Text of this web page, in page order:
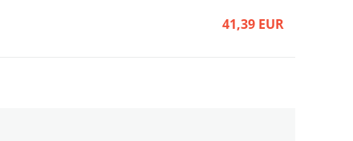
41,39 EUR